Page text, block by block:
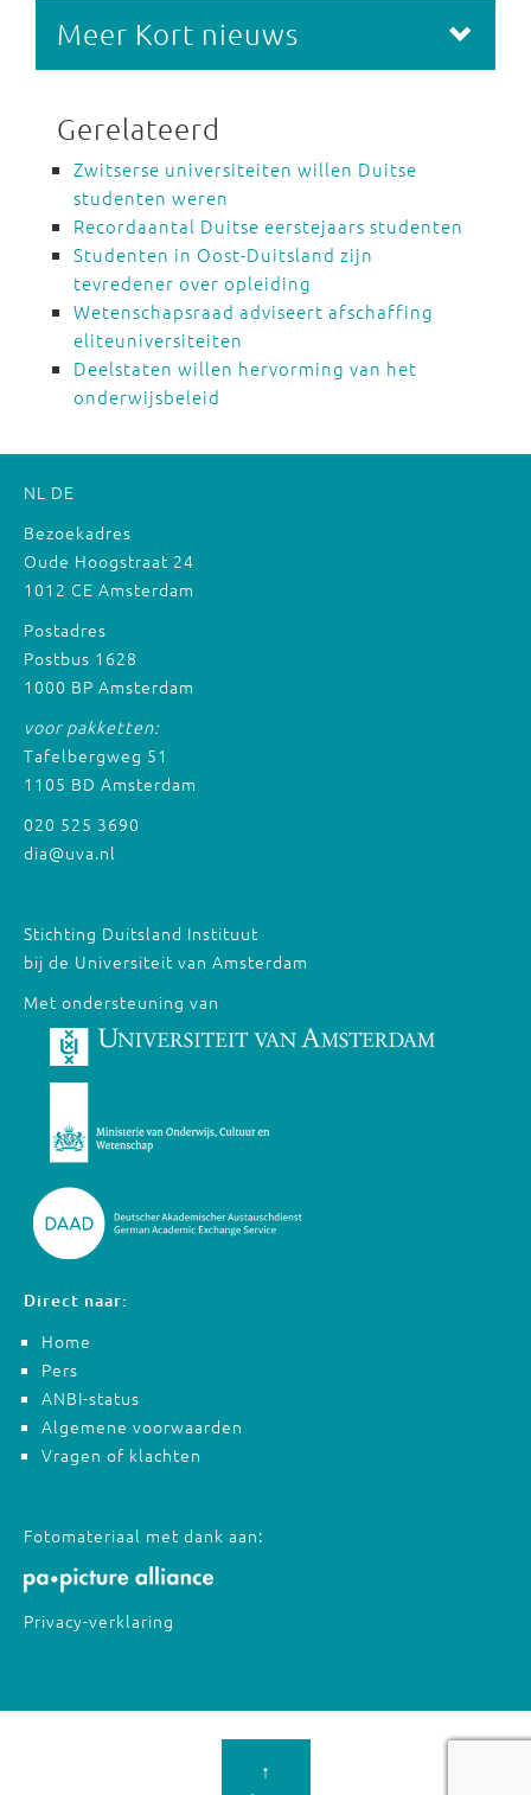
Meer Kort nieuws
Gerelateerd
Zwitserse universiteiten willen Duitse
studenten weren
Recordaantal Duitse eerstejaars studenten
Studenten in Oost-Duitsland zijn
tevredener over opleiding
Wetenschapsraad adviseert afschaffing
eliteuniversiteiten
Deelstaten willen hervorming van het
onderwijsbeleid
NL DE
Bezoekadres
Oude Hoogstraat 24
1012 CE Amsterdam
Postadres
Postbus 1628
1000 BP Amsterdam
voor pakketten:
Tafelbergweg 51
1105 BD Amsterdam
020 525 3690
dia@uva.nl
Stichting Duitsland Instituut
bij de Universiteit van Amsterdam
Met ondersteuning van
Direct naar:
Home
Pers
ANBI-status
Algemene voorwaarden
Vragen of klachten
Fotomateriaal met dank aan:
Privacy-verklaring
↑